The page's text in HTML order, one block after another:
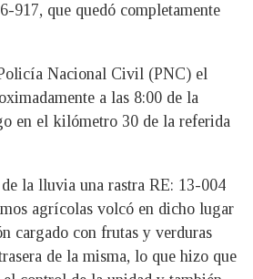
917, que quedó completamente
Nacional Civil (PNC) el
a las 8:00 de la
en el kilómetro 30 de la referida
la lluvia una rastra RE: 13-004
agrícolas volcó en dicho lugar
cargado con frutas y verduras
de la misma, lo que hizo que